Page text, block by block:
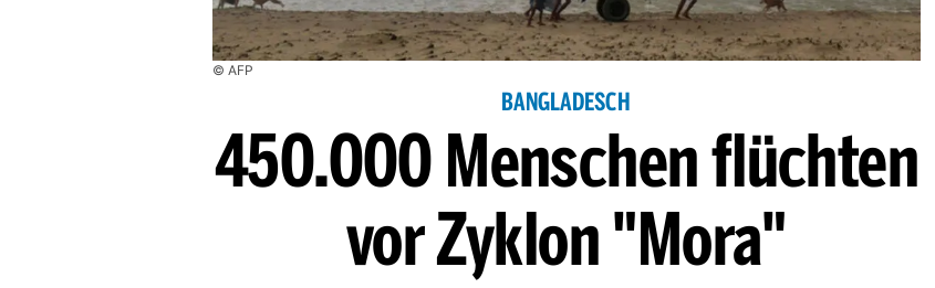
© AFP
BANGLADESCH
450.000 Menschen flüchten
vor Zyklon "Mora"